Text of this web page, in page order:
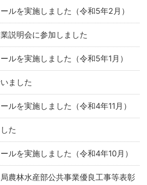
ルを実施しました（令和5年2月）
説明会に参加しました
ルを実施しました（令和5年1月）
ました
ルを実施しました（令和4年11月）
た
ルを実施しました（令和4年10月）
農林水産部公共事業優良工事等表彰